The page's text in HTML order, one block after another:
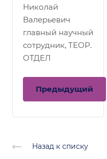
Николай
Валерьевич
главный научный
сотрудник, ТЕОР.
ОТДЕЛ
Предыдущий
Назад к списку